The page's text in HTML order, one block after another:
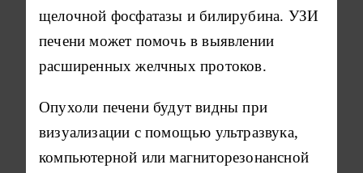
щелочной фосфатазы и билирубина. УЗИ
печени может помочь в выявлении
расширенных желчных протоков.
Опухоли печени будут видны при
визуализации с помощью ультразвука,
компьютерной или магниторезонансной